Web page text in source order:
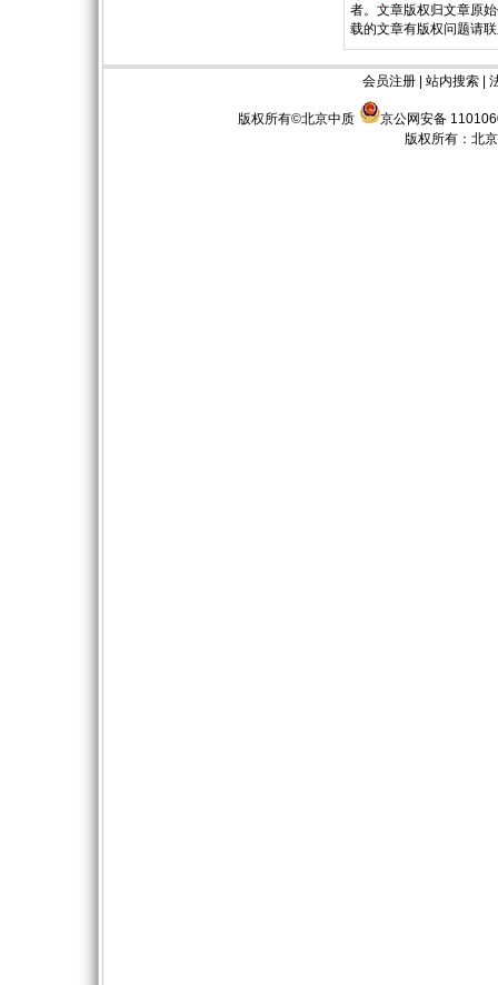
者。文章版权归文章原
载的文章有版权问题请
会员注册 |站内搜索 |
版权所有©北京中质
京公网安备
版权所有： 北